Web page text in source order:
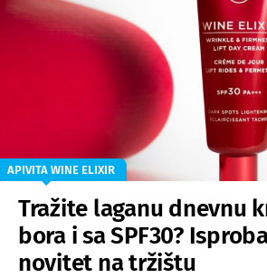
APIVITA WINE ELIXIR
Tražite laganu dnevnu
bora i sa SPF30?
novitet na tržištu